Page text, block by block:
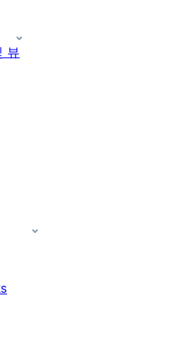
뷰
테이블
Catalog